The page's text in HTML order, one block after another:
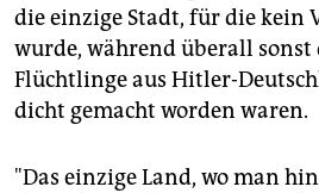
die einzige Stadt, für die kein
wurde, während überall
Flüchtlinge aus Hitler-
dicht gemacht worden waren.
"Das einzige Land, wo man